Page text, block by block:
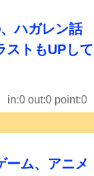
ハガレン話
ストもUPして
in:0 out:0 point:0
ム、アニメ